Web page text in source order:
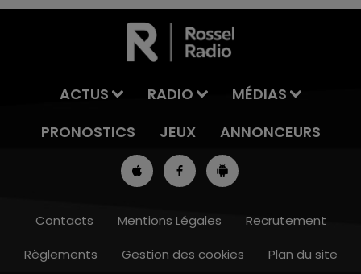
7h00 - 10h00
ACTUS RADIO
MÉDIAS
PRONOSTICS
JEUX ANNONCEURS
Contacts Mentions Légales
Recrutement
Règlements
Gestion des cookies Plan du site